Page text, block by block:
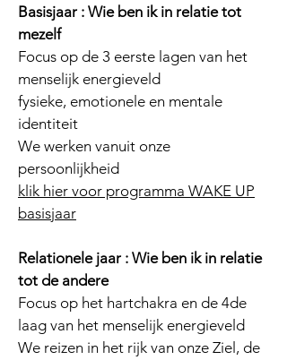
Basisjaar : Wie ben ik in relatie tot
mezelf
Focus op de 3 eerste lagen van het
menselijk energieveld
fysieke, emotionele en mentale
identiteit
We werken vanuit onze
persoonlijkheid
klik hier voor programma WAKE UP
basisjaar
Relationele jaar : Wie ben ik in relatie
tot de andere
Focus op het hartchakra en de 4de
laag van het menselijk energieveld
We reizen in het rijk van onze Ziel, de